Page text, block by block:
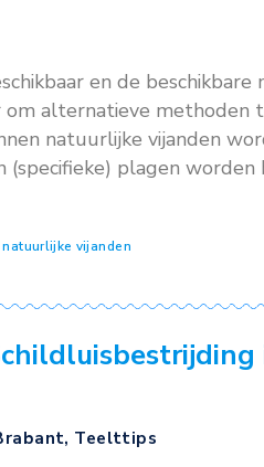
Inzet
beschikbaar en
om
kunnen
kunnen (specifieke)